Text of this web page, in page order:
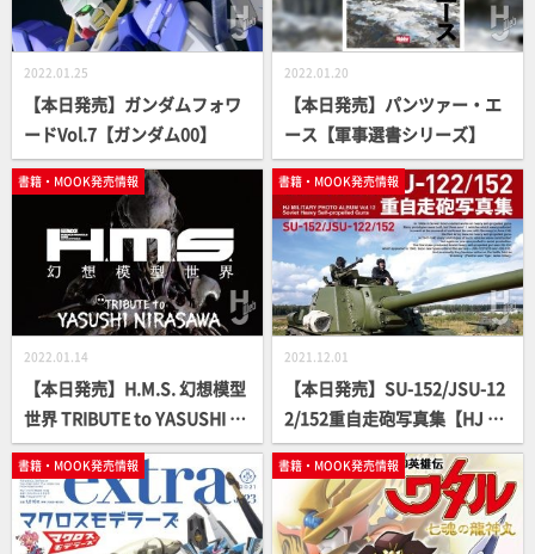
2022.01.25
【本日発売】ガンダムフォワ
ードVol.7【ガンダム00】
2022.01.20
【本日発売】パンツァー・エ
ース【軍事選書シリーズ】
書籍・MOOK発売情報
2022.01.14
【本日発売】H.M.S. 幻想模型
世界 TRIBUTE to YASUSHI NI
RASAWA【立体造形ムック】
書籍・MOOK発売情報
2021.12.01
【本日発売】SU-152/JSU-12
2/152重自走砲写真集【HJ MI
LITARY PHOTO ALBUM】
書籍・MOOK発売情報 書籍・MOOK発売情報